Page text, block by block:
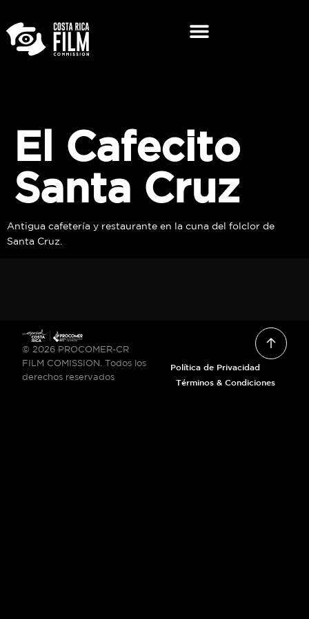
El Cafecito
Santa Cruz
Antigua cafetería y restaurante en la cuna del folclor de
Santa Cruz.
© 2026 PROCOMER-CR
FILM COMISSION. Todos los
derechos reservados
Política de Privacidad
Términos & Condiciones